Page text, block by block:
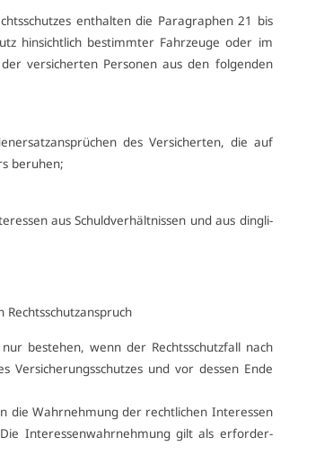
ent­hal­ten die Pa­ra­gra­phen 21 bis
hin­sicht­lich be­stimm­ter Fahr­zeu­ge oder im
ver­si­cher­ten Per­so­nen aus den fol­gen­den
des Ver­si­cher­ten, die auf
be­ru­hen;
aus Schuld­ver­hält­nis­sen und aus ding­li­
be­ste­hen, wenn der Rechts­schutz­fall nach
Ver­si­che­rungs­schut­zes und vor des­sen En­de
die Wahr­neh­mung der recht­li­chen In­ter­es­sen
In­ter­es­sen­wahr­neh­mung gilt als er­for­der­